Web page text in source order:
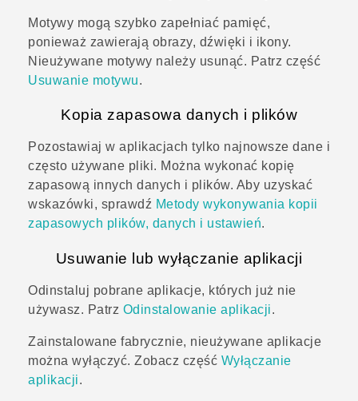
Motywy mogą szybko zapełniać pamięć,
ponieważ zawierają obrazy, dźwięki i ikony.
Nieużywane motywy należy usunąć. Patrz część
Usuwanie motywu.
Kopia zapasowa danych i plików
Pozostawiaj w aplikacjach tylko najnowsze dane i
często używane pliki. Można wykonać kopię
zapasową innych danych i plików. Aby uzyskać
wskazówki, sprawdź Metody wykonywania kopii
zapasowych plików, danych i ustawień.
Usuwanie lub wyłączanie aplikacji
Odinstaluj pobrane aplikacje, których już nie
używasz. Patrz Odinstalowanie aplikacji.
Zainstalowane fabrycznie, nieużywane aplikacje
można wyłączyć. Zobacz część Wyłączanie
aplikacji.